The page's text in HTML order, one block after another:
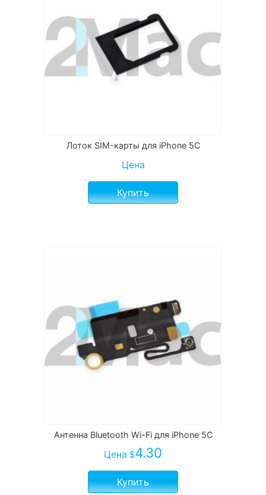
Лоток SIM-карты для iPhone 5C
Цена
Купить
Антенна Bluetooth Wi-Fi для iPhone 5C
Цена $4.30
Купить